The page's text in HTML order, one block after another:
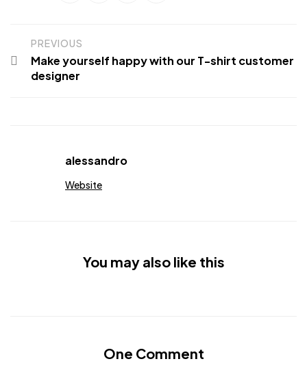
PREVIOUS
Make yourself happy with our T-shirt customer
designer
alessandro
Website
You may also like this
One Comment